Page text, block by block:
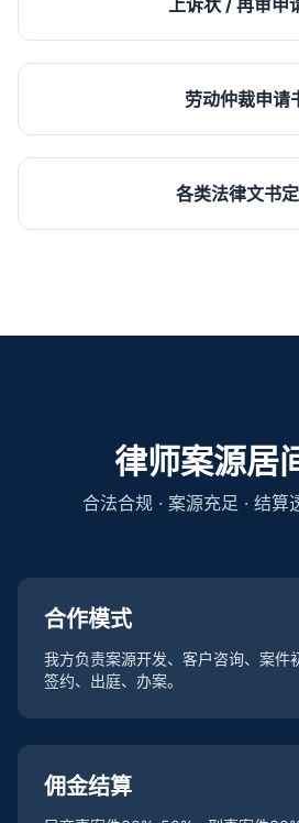
上诉状 / 再审申
劳动仲裁申请
各类法律文书
律师案源居
合法合规 · 案源充足 · 结算
合作模式
我方负责案源开发、客户咨询、案件
签约、出庭、办案。
佣金结算